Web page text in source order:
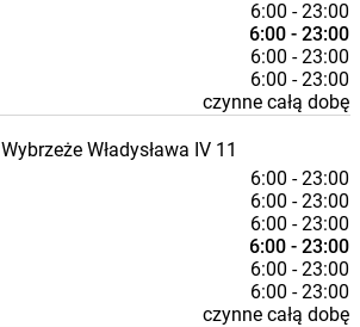
6:00 - 23:00
6:00 - 23:00
6:00 - 23:00
6:00 - 23:00
czynne całą dobę
Wybrzeże Władysława IV 11
6:00 - 23:00
6:00 - 23:00
6:00 - 23:00
6:00 - 23:00
6:00 - 23:00
6:00 - 23:00
czynne całą dobę